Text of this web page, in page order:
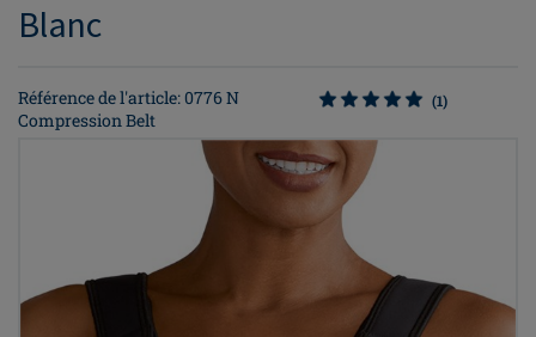
Blanc
Référence de l'article: 0776 N
Compression Belt
(1)